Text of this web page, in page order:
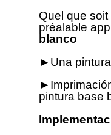
Quel que
préalable
blanco
► Una
►
pintura base